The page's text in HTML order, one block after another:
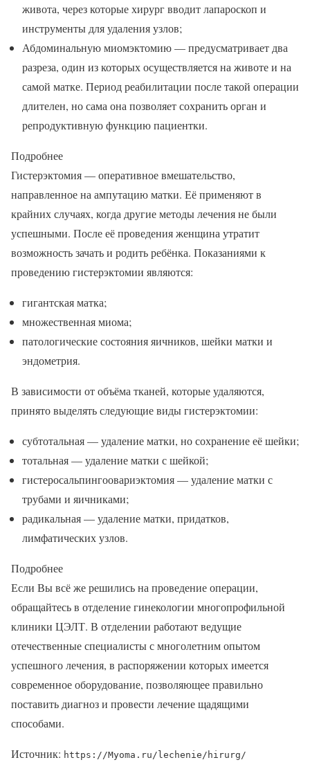
живота, через которые хирург вводит лапароскоп и
инструменты для удаления узлов;
Абдоминальную миомэктомию — предусматривает два
разреза, один из которых осуществляется на животе и на
самой матке. Период реабилитации после такой операции
длителен, но сама она позволяет сохранить орган и
репродуктивную функцию пациентки.
Подробнее
Гистерэктомия — оперативное вмешательство,
направленное на ампутацию матки. Её применяют в
крайних случаях, когда другие методы лечения не были
успешными. После её проведения женщина утратит
возможность зачать и родить ребёнка. Показаниями к
проведению гистерэктомии являются:
гигантская матка;
множественная миома;
патологические состояния яичников, шейки матки и
эндометрия.
В зависимости от объёма тканей, которые удаляются,
принято выделять следующие виды гистерэктомии:
субтотальная — удаление матки, но сохранение её шейки;
тотальная — удаление матки с шейкой;
гистеросальпингоовариэктомия — удаление матки с
трубами и яичниками;
радикальная — удаление матки, придатков,
лимфатических узлов.
Подробнее
Если Вы всё же решились на проведение операции,
обращайтесь в отделение гинекологии многопрофильной
клиники ЦЭЛТ. В отделении работают ведущие
отечественные специалисты с многолетним опытом
успешного лечения, в распоряжении которых имеется
современное оборудование, позволяющее правильно
поставить диагноз и провести лечение щадящими
способами.
Источник: https://Myoma.ru/lechenie/hirurg/